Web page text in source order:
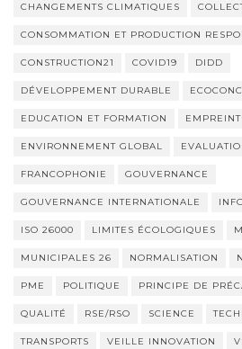
CHANGEMENTS CLIMATIQUES
CONSOMMATION ET PRODUCTION
CONSTRUCTION21 COVID19 DIDD
DÉVELOPPEMENT DURABLE
EDUCATION ET FORMATION
ENVIRONNEMENT GLOBAL
FRANCOPHONIE GOUVERNANCE
GOUVERNANCE INTERNATIONALE
ISO 26000 LIMITES ÉCOLOGIQUES
MUNICIPALES 26 NORMALISATION
PME POLITIQUE PRINCIPE DE
QUALITÉ RSE/RSO SCIENCE
TRANSPORTS VEILLE INNOVATION